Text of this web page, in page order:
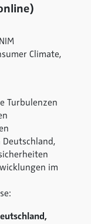
Climate,
Turbulenzen
im